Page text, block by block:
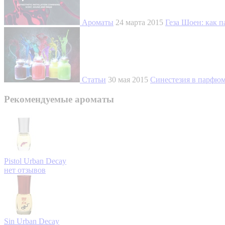
Ароматы 24 марта 2015 Геза Шоен: как
Статьи 30 мая 2015 Синестезия в
Рекомендуемые ароматы
Pistol Urban Decay
нет отзывов
Sin Urban Decay